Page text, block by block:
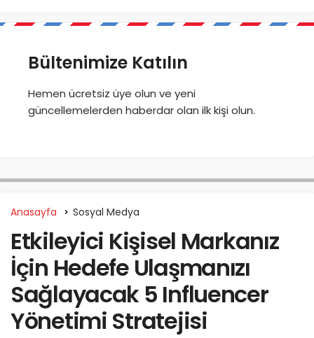
Bültenimize Katılın
Hemen ücretsiz üye olun ve yeni
güncellemelerden haberdar olan ilk kişi olun.
Anasayfa Sosyal Medya
Etkileyici Kişisel Markanız
İçin Hedefe Ulaşmanızı
Sağlayacak 5 Influencer
Yönetimi Stratejisi